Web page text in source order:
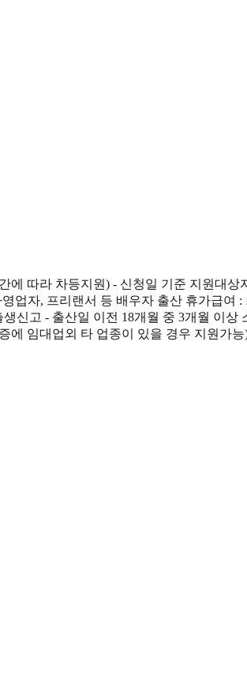
에 따라 차등지원) - 신청일 기준 지원대상
업자, 프리랜서 등 배우자 출산 휴가급여 :
신고 - 출산일 이전 18개월 중 3개월 이상
에 임대업외 타 업종이 있을 경우 지원가